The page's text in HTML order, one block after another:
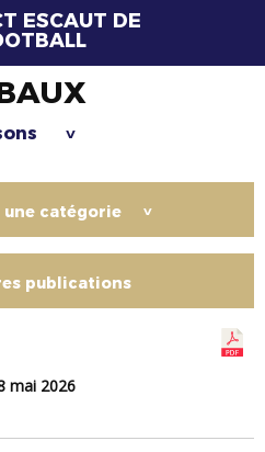
ESCAUT DE
>
catégorie >
publications
mai 2026